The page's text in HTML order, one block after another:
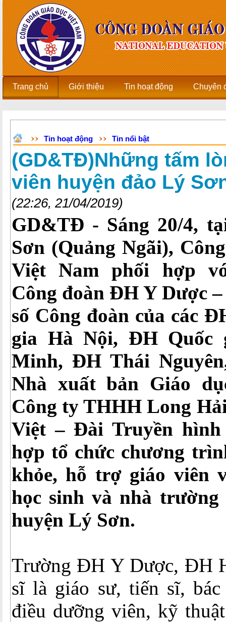
Trang chủ Giới thiệu Tin hoạt động Chuyên
Tin hoạt động Tin nổi bật
(GD&TĐ)Những tấm
viên huyện đảo Lý
(22:26, 21/04/2019)
GD&TĐ - Sáng 20/4,
Sơn (Quảng Ngãi),
Việt Nam phối hợp
Công đoàn ĐH Y Dược
số Công đoàn của các
gia Hà Nội, ĐH Quốc
Minh, ĐH Thái
Nhà xuất bản Giáo
Công ty THHH Long
Việt – Đài Truyền
hợp tổ chức chương
khỏe, hỗ trợ giáo viên
học sinh và nhà
huyện Lý Sơn.
Trường ĐH Y Dược, ĐH
sĩ là giáo sư, tiến sĩ,
điều dưỡng viên, kỹ